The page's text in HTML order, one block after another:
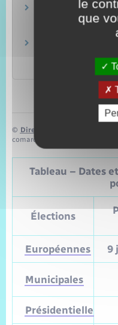
Conseil
déclarées
Conseil constitutionnel
Cour
Conseil de l'Europe
© Direction de l’information
comarquage developpé par
Tableau – Dates
Élections
Européennes 9
Municipales
Présidentielle
le
que